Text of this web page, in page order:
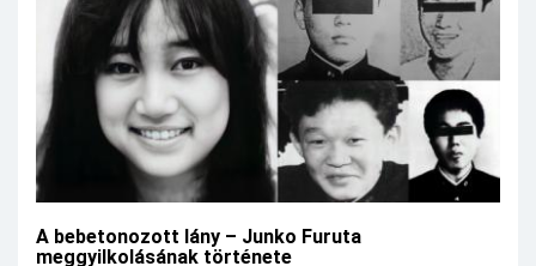
A bebetonozott lány – Junko Furuta
meggyilkolásának története